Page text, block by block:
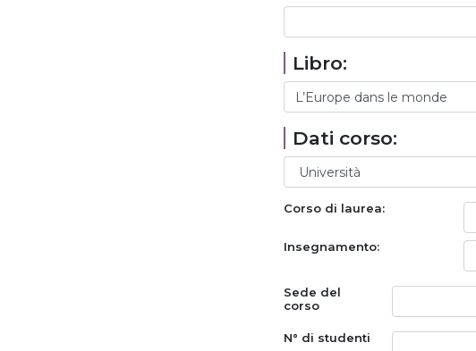
Libro:
Dati corso:
Corso di laurea:
Insegnamento:
Sede del
corso
N° di studenti